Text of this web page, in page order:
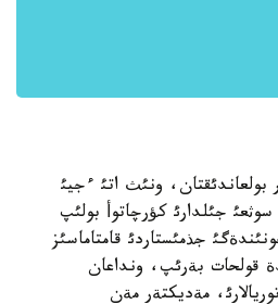
بولعاندئقتان، ونئث اتئ ءجيئ
(كونةچنايا)، ال سوثعئ جئلدارئ كؤرچاتوأ بولئپ
جذمئستاردئ قامتاماسئز
قولحات بةرئپ، ونداعان
مةديكتةر مةن